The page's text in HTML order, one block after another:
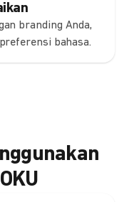
branding Anda,
bahasa.